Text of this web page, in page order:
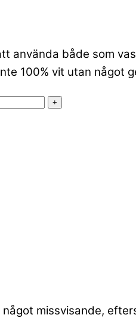
använda både som
100% vit utan något
+
missvisande,